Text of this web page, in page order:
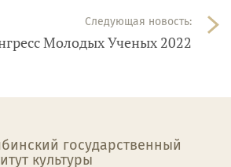
Следующая новость:
Молодых Ученых 2022
государственный
культуры